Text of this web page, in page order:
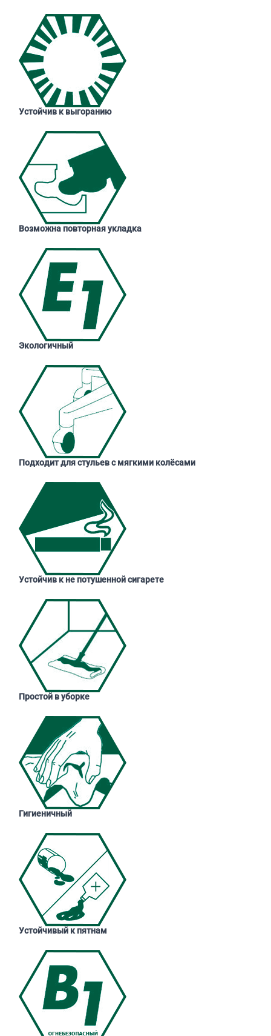
Устойчив к выгоранию
Возможна повторная укладка
Экологичный
Подходит для стульев с мягкими колёсами
Устойчив к не потушенной сигарете
Простой в уборке
Гигиеничный
Устойчивый к пятнам